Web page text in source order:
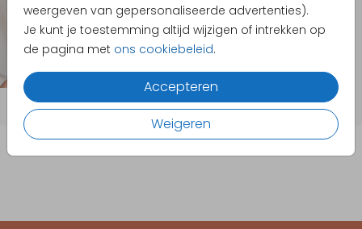
weergeven van gepersonaliseerde advertenties).
Je kunt je toestemming altijd wijzigen of intrekken op
de pagina met ons cookiebeleid.
Accepteren
Weigeren